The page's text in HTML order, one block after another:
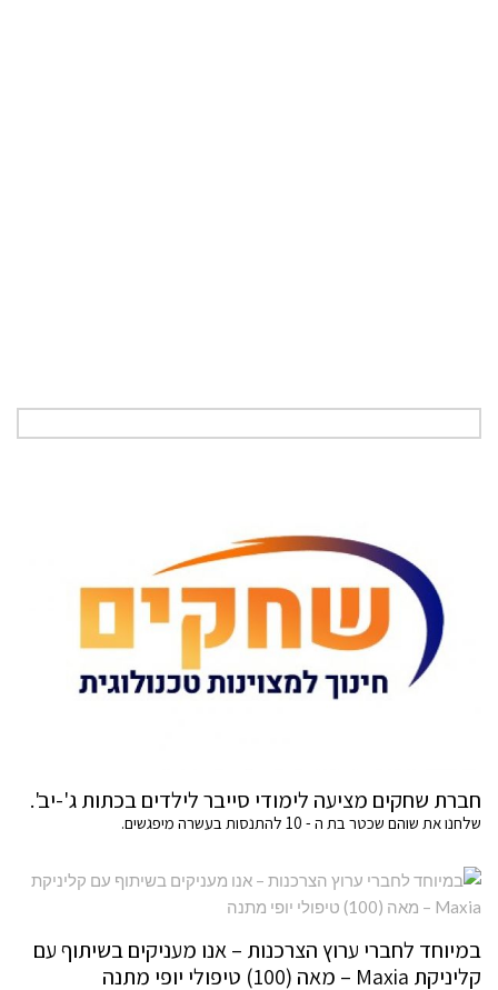
חברת שחקים מציעה לימודי סייבר לילדים בכתות ג'-יב'.
שלחנו את שוהם שכטר בת ה - 10 להתנסות בעשרה מיפגשים.
במיוחד לחברי ערוץ הצרכנות – אנו מעניקים בשיתוף עם
קליניקת Maxia – מאה (100) טיפולי יופי מתנה